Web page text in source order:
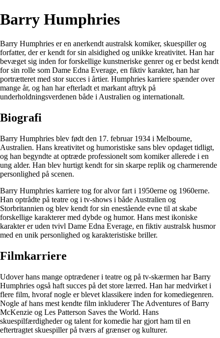
Barry Humphries
Barry Humphries er en anerkendt australsk komiker, skuespiller og
forfatter, der er kendt for sin alsidighed og unikke kreativitet. Han har
bevæget sig inden for forskellige kunstneriske genrer og er bedst kendt
for sin rolle som Dame Edna Everage, en fiktiv karakter, han har
portrætteret med stor succes i årtier. Humphries karriere spænder over
mange år, og han har efterladt et markant aftryk på
underholdningsverdenen både i Australien og internationalt.
Biografi
Barry Humphries blev født den 17. februar 1934 i Melbourne,
Australien. Hans kreativitet og humoristiske sans blev opdaget tidligt,
og han begyndte at optræde professionelt som komiker allerede i en
ung alder. Han blev hurtigt kendt for sin skarpe replik og charmerende
personlighed på scenen.
Barry Humphries karriere tog for alvor fart i 1950erne og 1960erne.
Han optrådte på teatre og i tv-shows i både Australien og
Storbritannien og blev kendt for sin enestående evne til at skabe
forskellige karakterer med dybde og humor. Hans mest ikoniske
karakter er uden tvivl Dame Edna Everage, en fiktiv australsk husmor
med en unik personlighed og karakteristiske briller.
Filmkarriere
Udover hans mange optrædener i teatre og på tv-skærmen har Barry
Humphries også haft succes på det store lærred. Han har medvirket i
flere film, hvoraf nogle er blevet klassikere inden for komediegenren.
Nogle af hans mest kendte film inkluderer The Adventures of Barry
McKenzie og Les Patterson Saves the World. Hans
skuespilfærdigheder og talent for komedie har gjort ham til en
eftertragtet skuespiller på tværs af grænser og kulturer.